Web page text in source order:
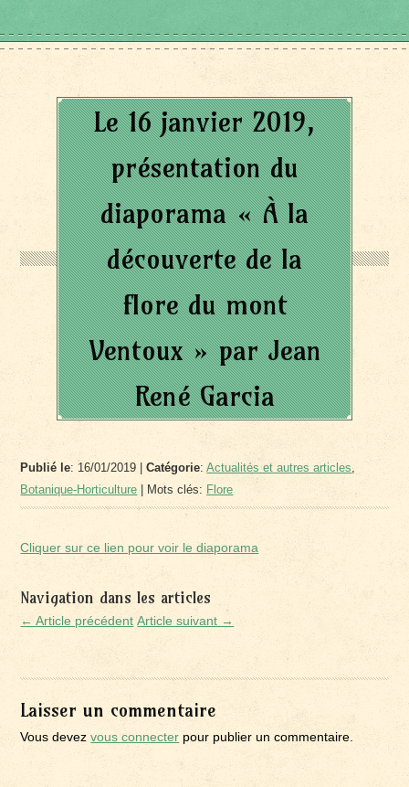
Le 16 janvier 2019,
présentation du
diaporama « À la
découverte de la
flore du mont
Ventoux » par Jean
René Garcia
Publié le: 16/01/2019 |Catégorie:Actualités et autres articles,
Botanique-Horticulture | Mots clés: Flore
Cliquer sur ce lien pour voir le diaporama
Navigation dans les articles
← Article précédent Article suivant →
Laisser un commentaire
Vous devezvous connecter pour publier un commentaire.